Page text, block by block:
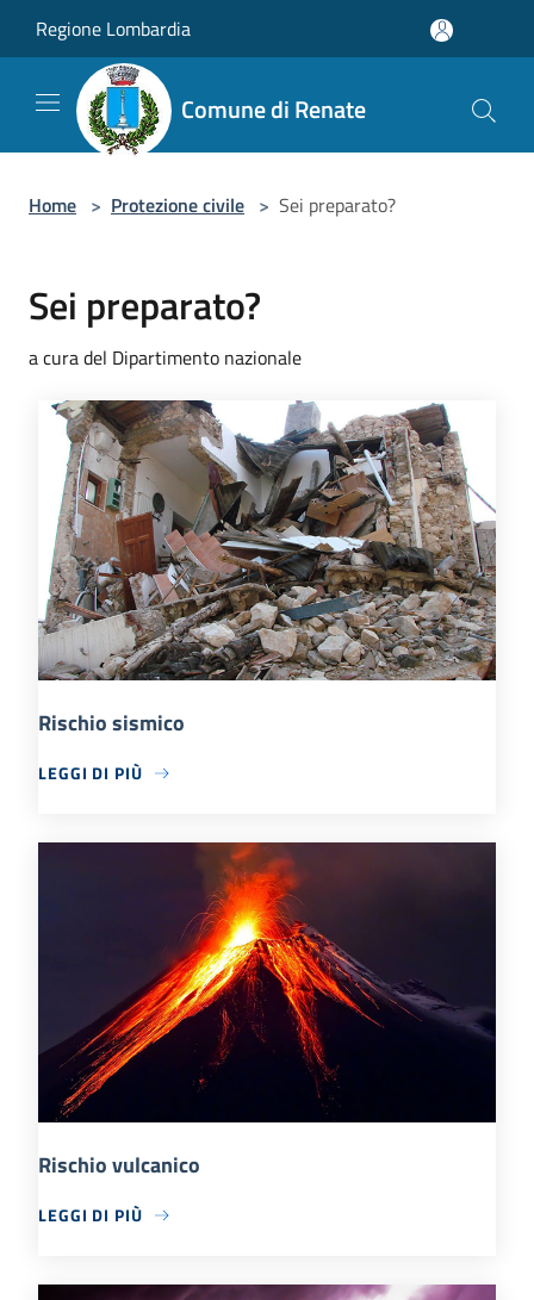
Regione Lombardia
Comune di Renate
Home > Protezione civile > Sei preparato?
Sei preparato?
a cura del Dipartimento nazionale
Rischio sismico
LEGGI DI PIÙ
Rischio vulcanico
LEGGI DI PIÙ